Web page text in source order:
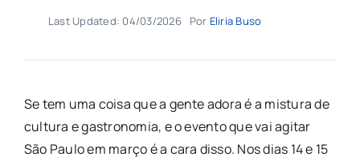
Last Updated: 04/03/2026 Por Eliria Buso
Se tem uma coisa que a gente adora é a mistura de
cultura e gastronomia, e o evento que vai agitar
São Paulo em março é a cara disso. Nos dias 14 e 15